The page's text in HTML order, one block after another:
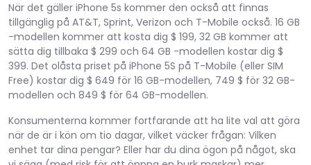
När det gäller iPhone 5s kommer den också att finnas
tillgänglig på AT&T, Sprint, Verizon och T-Mobile också. 16 GB
-modellen kommer att kosta dig $ 199, 32 GB kommer att
sätta dig tillbaka $ 299 och 64 GB -modellen kostar dig $
399. Det olåsta priset på iPhone 5S på T-Mobile (eller SIM
Free) kostar dig $ 649 för 16 GB-modellen, 749 $ för 32 GB-
modellen och 849 $ för 64 GB-modellen.
Konsumenterna kommer fortfarande att ha lite val att göra
när de är i kön om tio dagar, vilket väcker frågan: Vilken
enhet tar dina pengar? Eller har du dina ögon på något, ska